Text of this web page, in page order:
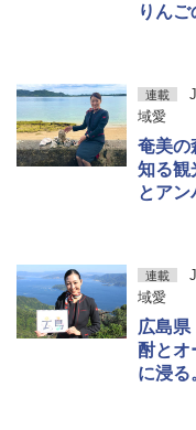
りん
連載
域愛
奄美
知る観
とアン
連載
域愛
広島県
酎とオ
に浸る
ツア